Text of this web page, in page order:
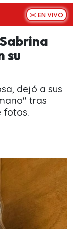
EN VIVO
su
dejó a sus
tras
fotos.